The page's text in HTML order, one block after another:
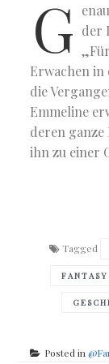
G der
Erwachen in
die
Emmeline
deren
ihn zu einer
Tagged
FANTASY
Posted in